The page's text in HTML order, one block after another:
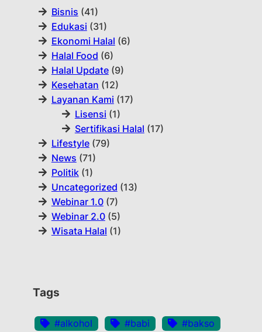
Bisnis (41)
Edukasi (31)
Ekonomi Halal (6)
Halal Food (6)
Halal Update(9)
Kesehatan (12)
Layanan Kami (17)
Lisensi (1)
Sertifikasi Halal (17)
Lifestyle(79)
News (71)
Politik(1)
Uncategorized (13)
Webinar 1.0(7)
Webinar 2.0(5)
Wisata Halal (1)
Tags
#alkohol #babi
#bakso